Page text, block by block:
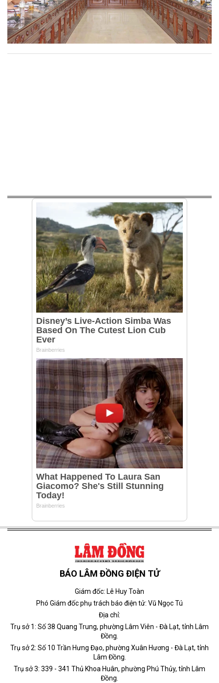
BÁO LÂM ĐỒNG ĐIỆN TỬ
Giám đốc: Lê Huy Toàn
Phó Giám đốc phụ trách báo điện tử: Vũ Ngọc Tú
Địa chỉ:
Trụ sở 1: Số 38 Quang Trung, phường Lâm Viên - Đà Lạt, tỉnh Lâm
Đồng.
Trụ sở 2: Số 10 Trần Hưng Đạo, phường Xuân Hương - Đà Lạt, tỉnh
Lâm Đồng.
Trụ sở 3: 339 - 341 Thủ Khoa Huân, phường Phú Thủy, tỉnh Lâm
Đồng.